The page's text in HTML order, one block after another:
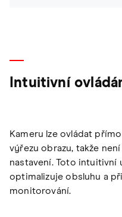
Intuitivní
Kameru lze ovládat
výřezu obrazu, takže
nastavení. Toto intuitivní
optimalizuje obsluhu a
monitorování.